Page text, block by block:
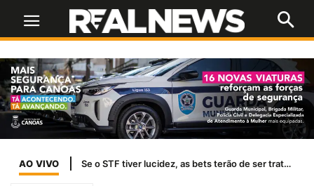
AO VIVO Temporais afetam abastecimento de água em 37 cidades do RS